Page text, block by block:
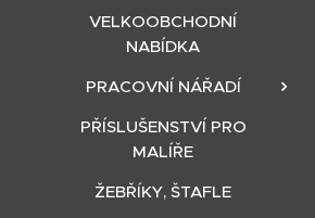
VELKOOBCHODNÍ
NABÍDKA
PRACOVNÍ NÁŘADÍ
PŘÍSLUŠENSTVÍ PRO
MALÍŘE
ŽEBŘÍKY, ŠTAFLE